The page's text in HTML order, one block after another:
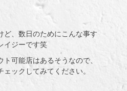
ど、数日のためにこんな事す
イジーです笑
可能店はあるそうなので、
ックしてみてください。